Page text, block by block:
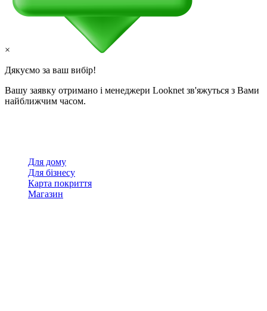
×
Дякуємо за ваш вибір!
Вашу заявку отримано і менеджери Looknet зв'яжуться з Вами
найближчим часом.
Для дому
Для бізнесу
Карта покриття
Магазин